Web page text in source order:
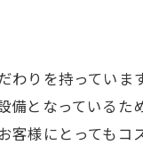
りを持ってい
となっている
様にとっても